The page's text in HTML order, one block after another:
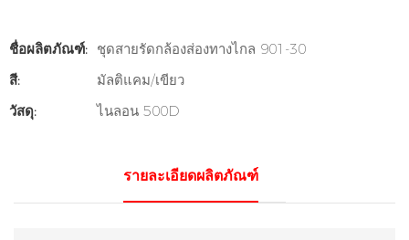
ชื่อผลิตภัณฑ์: ชุดสายรัดกล้องส่องทางไกล 901-30
สี:
มัลติแคม/เขียว
วัสดุ:
ไนลอน 500D
รายละเอียดผลิตภัณฑ์